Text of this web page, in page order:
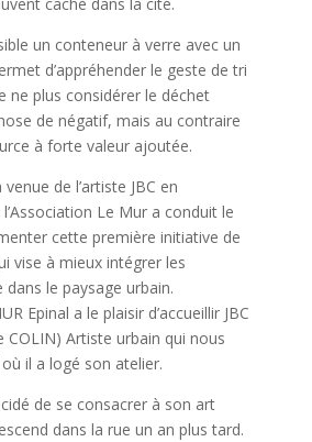
un conteneur à verre avec un
d’appréhender le geste de tri
ne plus considérer le déchet
de négatif, mais au contraire
à forte valeur ajoutée.
de l’artiste JBC en
Le Mur a conduit le
cette première initiative de
vise à mieux intégrer les
le paysage urbain.
Epinal a le plaisir d’accueillir JBC
COLIN) Artiste urbain qui nous
il a logé son atelier.
de se consacrer à son art
dans la rue un an plus tard.